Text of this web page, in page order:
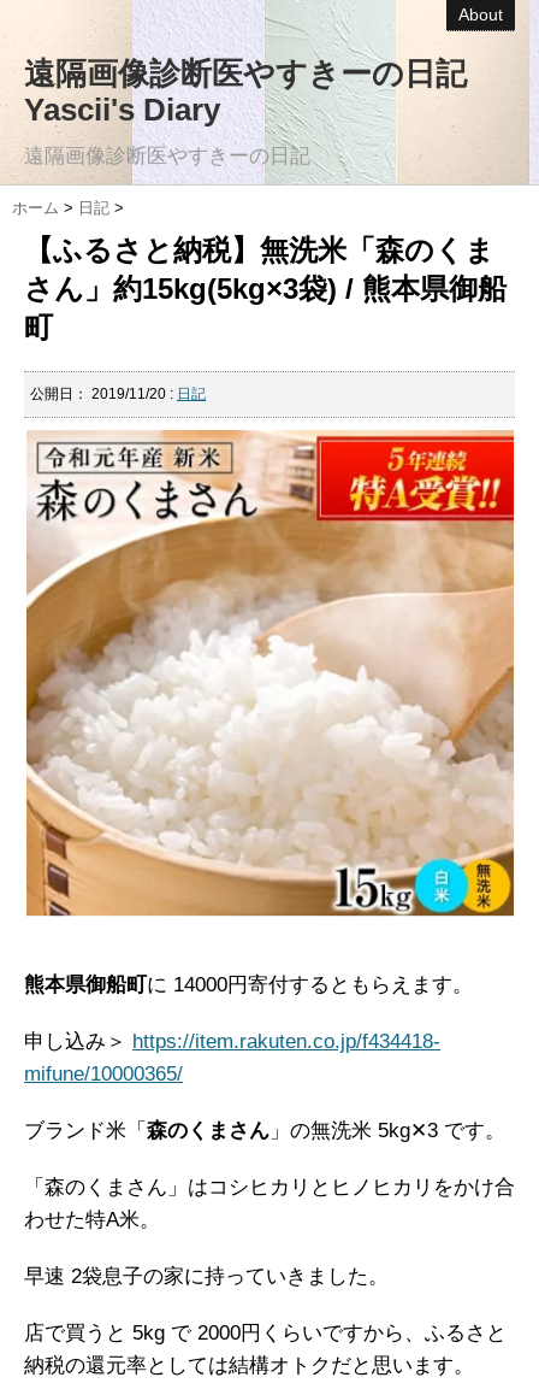
About
遠隔画像診断医やすきーの日記
Yascii's Diary
遠隔画像診断医やすきーの日記
ホーム > 日記 >
【ふるさと納税】無洗米「森のくま
さん」約15kg(5kg×3袋) / 熊本県御船
町
公開日： 2019/11/20 : 日記
熊本県御船町に 14000円寄付するともらえます。
申し込み＞ https://item.rakuten.co.jp/f434418-
mifune/10000365/
ブランド米「 森のくまさん 」の無洗米 5kg✕3 です。
「森のくまさん」はコシヒカリとヒノヒカリをかけ合
わせた特A米。
早速 2袋息子の家に持っていきました。
店で買うと 5kg で 2000円くらいですから、ふるさと
納税の還元率としては結構オトクだと思います。